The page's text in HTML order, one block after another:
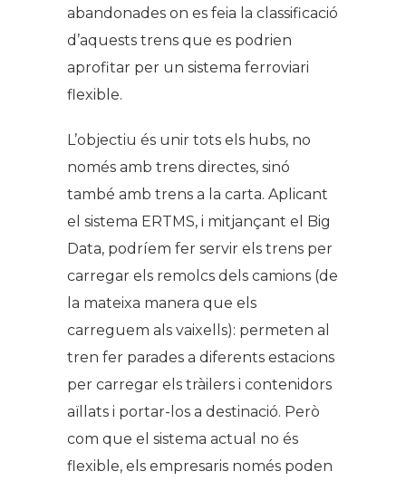
abandonades on es feia la classificació
d’aquests trens que es podrien
aprofitar per un sistema ferroviari
flexible.
L’objectiu és unir tots els hubs, no
només amb trens directes, sinó
també amb trens a la carta. Aplicant
el sistema ERTMS, i mitjançant el Big
Data, podríem fer servir els trens per
carregar els remolcs dels camions (de
la mateixa manera que els
carreguem als vaixells): permeten al
tren fer parades a diferents estacions
per carregar els tràilers i contenidors
aïllats i portar-los a destinació. Però
com que el sistema actual no és
flexible, els empresaris només poden